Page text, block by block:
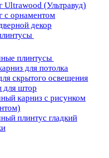
Ultrawood (Ультравуд)
с орнаментом
декор
плинтусы
для потолка
скрытого освещения
для штор
карниз с рисунком
плинтус гладкий